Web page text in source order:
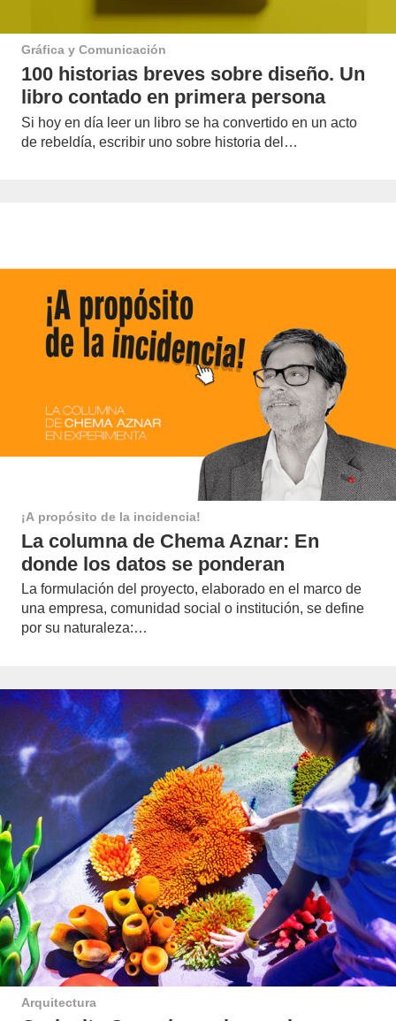
Gráfica y Comunicación
100 historias breves sobre diseño. Un
libro contado en primera persona
Si hoy en día leer un libro se ha convertido en un acto
de rebeldía, escribir uno sobre historia del…
¡A propósito de la incidencia!
La columna de Chema Aznar: En
donde los datos se ponderan
La formulación del proyecto, elaborado en el marco de
una empresa, comunidad social o institución, se define
por su naturaleza:…
Arquitectura